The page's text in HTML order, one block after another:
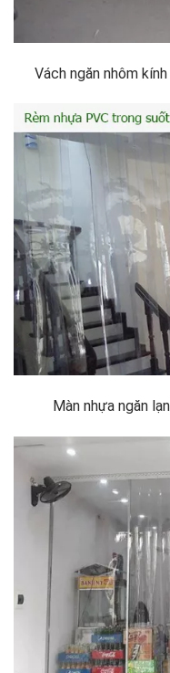
Vách ngăn nhôm
Màn nhựa ngăn